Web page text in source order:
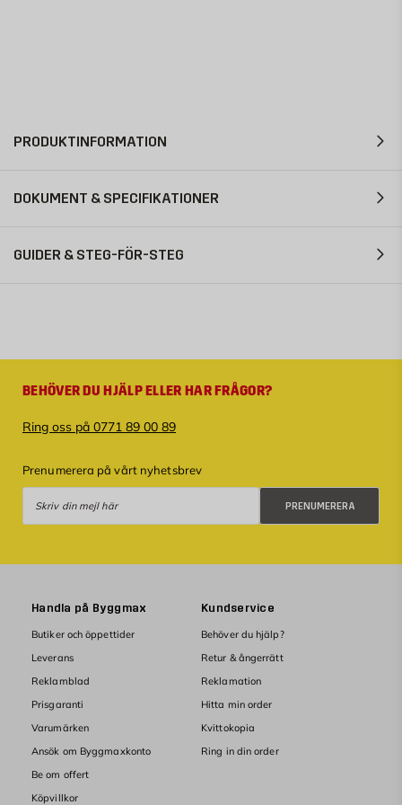
PRODUKTINFORMATION
DOKUMENT & SPECIFIKATIONER
GUIDER & STEG-FÖR-STEG
BEHÖVER DU HJÄLP ELLER HAR FRÅGOR?
Ring oss på 0771 89 00 89
Prenumerera på vårt nyhetsbrev
PRENUMERERA
Handla på Byggmax
Butiker och öppettider
Leverans
Reklamblad
Prisgaranti
Varumärken
Ansök om Byggmaxkonto
Be om offert
Köpvillkor
Kundservice
Behöver du hjälp?
Retur & ångerrätt
Reklamation
Hitta min order
Kvittokopia
Ring in din order